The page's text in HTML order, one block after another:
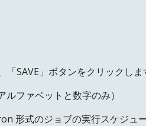
SAVE」ボタンをクリックしま
ルファベットと数字のみ）
形式のジョブの実行スケジュ